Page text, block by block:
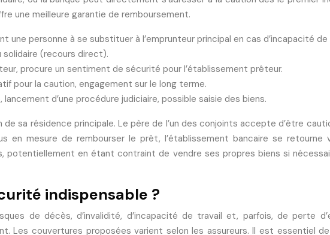
une meilleure garantie de remboursement.
personne à se substituer à l’emprunteur principal en cas d’incapacité
solidaire (recours direct).
procure un sentiment de sécurité pour l’établissement prêteur.
pour la caution, engagement sur le long terme.
d’une procédure judiciaire, possible saisie des biens.
de sa résidence principale. Le père de l’un des conjoints accepte d’être
en mesure de rembourser le prêt, l’établissement bancaire se retourne
potentiellement en étant contraint de vendre ses propres biens si
indispensable ?
de décès, d’invalidité, d’incapacité de travail et, parfois, de perte
Les couvertures proposées varient selon les assureurs. Il est essentiel